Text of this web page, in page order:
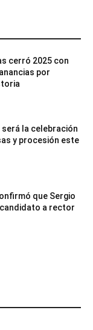
cerró 2025 con
por
será la celebración
y procesión este
que Sergio
a rector